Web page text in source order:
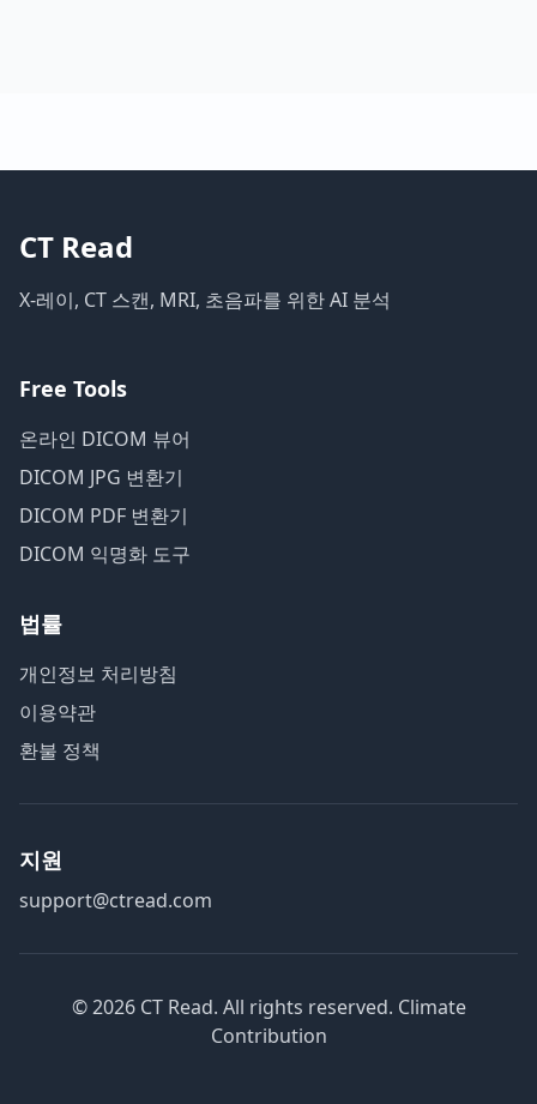
CT Read
X-레이, CT 스캔, MRI, 초음파를 위한 AI 분석
Free Tools
온라인 DICOM 뷰어
DICOM JPG 변환기
DICOM PDF 변환기
DICOM 익명화 도구
법률
개인정보 처리방침
이용약관
환불 정책
지원
support@ctread.com
©2026CT Read. All rights reserved. Climate
Contribution